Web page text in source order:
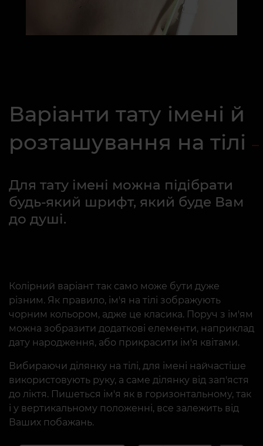
Варіанти тату імені й
розташування на тілі
Для тату імені можна підібрати
будь-який шрифт, який буде Вам
до душі.
Колірний варіант так само може бути дуже
різним. Як правило, ім'я на тілі зображують
чорним кольором, адже це класика. Поруч з ім'ям
можна зобразити додаткові елементи, наприклад
дату народження, або прикрасити ім'я квітами.
Вибираючи ділянку на тілі, для імені найчастіше
використовують руку, а саме ділянку від зап'ястя
до ліктя. Пишеться ім'я як в горизонтальному, так
і у вертикальному положенні, все залежить від
Ваших побажань.